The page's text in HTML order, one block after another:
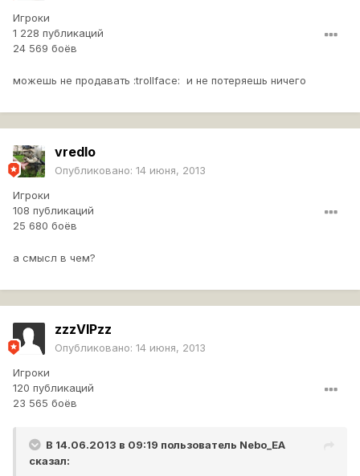
Игроки
1 228 публикаций
24 569 боёв
можешь не продавать :trollface: и не потеряешь ничего
vredlo
Опубликовано: 14 июня, 2013
Игроки
108 публикаций
25 680 боёв
а смысл в чем?
zzzVIPzz
Опубликовано: 14 июня, 2013
Игроки
120 публикаций
23 565 боёв
В 14.06.2013 в 09:19 пользователь Nebo_EA
сказал: